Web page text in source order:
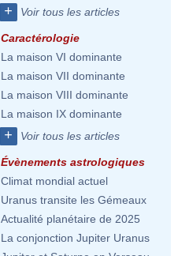
+ Voir tous les articles
Caractérologie
La maison VI dominante
La maison VII dominante
La maison VIII dominante
La maison IX dominante
+ Voir tous les articles
Évènements astrologiques
Climat mondial actuel
Uranus transite les Gémeaux
Actualité planétaire de 2025
La conjonction Jupiter Uranus